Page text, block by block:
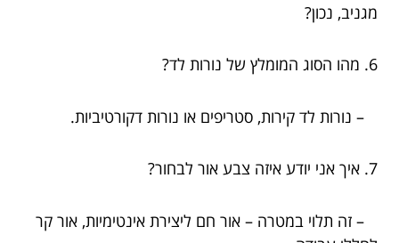
מגניב, נכון?
6. מהו הסוג המומלץ של נורות לד?
– נורות לד קירות, סטריפים או נורות דקורטיביות.
7. איך אני יודע איזה צבע אור לבחור?
– זה תלוי במטרה – אור חם ליצירת אינטימיות, אור קר